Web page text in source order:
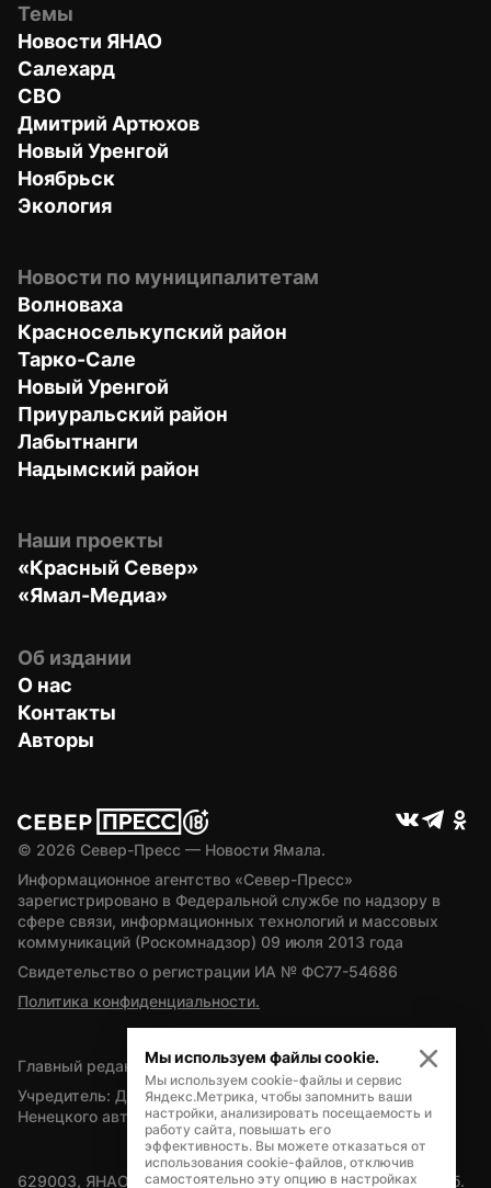
Темы
Новости ЯНАО
Салехард
СВО
Дмитрий Артюхов
Новый Уренгой
Ноябрьск
Экология
Новости по муниципалитетам
Волноваха
Красноселькупский район
Тарко-Сале
Новый Уренгой
Приуральский район
Лабытнанги
Надымский район
Наши проекты
«Красный Север»
«Ямал-Медиа»
Об издании
О нас
Контакты
Авторы
© 2026 Север-Пресс — Новости Ямала.
Информационное агентство «Север-Пресс»
зарегистрировано в Федеральной службе по надзору в
сфере связи, информационных технологий и массовых
коммуникаций (Роскомнадзор) 09 июля 2013 года
Свидетельство о регистрации ИА № ФС77-54686
Политика конфиденциальности.
Главный редактор — А.Л. Поздеев
Учредитель: Департамент внутренней политики Ямало-
Ненецкого автономного округа
629003, ЯНАО, Салехард, мкр. Богдана Кнунянца, д.1, каб.
Мы используем файлы cookie.
Мы используем cookie-файлы и сервис
Яндекс.Метрика, чтобы запомнить ваши
настройки, анализировать посещаемость и
работу сайта, повышать его
эффективность. Вы можете отказаться от
использования cookie-файлов, отключив
самостоятельно эту опцию в настройках